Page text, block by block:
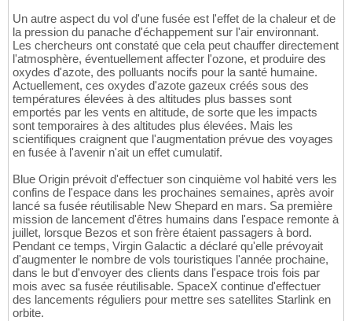
Un autre aspect du vol d'une fusée est l'effet de la chaleur et de
la pression du panache d'échappement sur l'air environnant.
Les chercheurs ont constaté que cela peut chauffer directement
l'atmosphère, éventuellement affecter l'ozone, et produire des
oxydes d'azote, des polluants nocifs pour la santé humaine.
Actuellement, ces oxydes d'azote gazeux créés sous des
températures élevées à des altitudes plus basses sont
emportés par les vents en altitude, de sorte que les impacts
sont temporaires à des altitudes plus élevées. Mais les
scientifiques craignent que l'augmentation prévue des voyages
en fusée à l'avenir n'ait un effet cumulatif.
Blue Origin prévoit d'effectuer son cinquième vol habité vers les
confins de l'espace dans les prochaines semaines, après avoir
lancé sa fusée réutilisable New Shepard en mars. Sa première
mission de lancement d'êtres humains dans l'espace remonte à
juillet, lorsque Bezos et son frère étaient passagers à bord.
Pendant ce temps, Virgin Galactic a déclaré qu'elle prévoyait
d'augmenter le nombre de vols touristiques l'année prochaine,
dans le but d'envoyer des clients dans l'espace trois fois par
mois avec sa fusée réutilisable. SpaceX continue d'effectuer
des lancements réguliers pour mettre ses satellites Starlink en
orbite.